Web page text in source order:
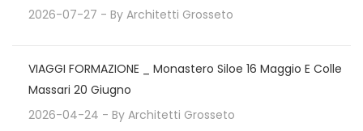
2026-07-27 - By Architetti Grosseto
VIAGGI FORMAZIONE _ Monastero Siloe 16 Maggio E Colle
Massari 20 Giugno
2026-04-24 - By Architetti Grosseto